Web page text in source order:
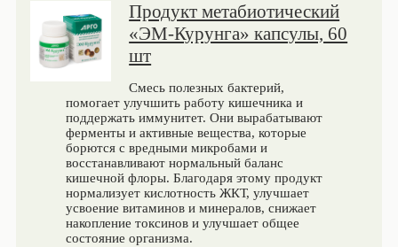
Продукт метабиотический
«ЭМ-Курунга» капсулы, 60
шт
Смесь полезных бактерий,
помогает улучшить работу кишечника и
поддержать иммунитет. Они вырабатывают
ферменты и активные вещества, которые
борются с вредными микробами и
восстанавливают нормальный баланс
кишечной флоры. Благодаря этому продукт
нормализует кислотность ЖКТ, улучшает
усвоение витаминов и минералов, снижает
накопление токсинов и улучшает общее
состояние организма.